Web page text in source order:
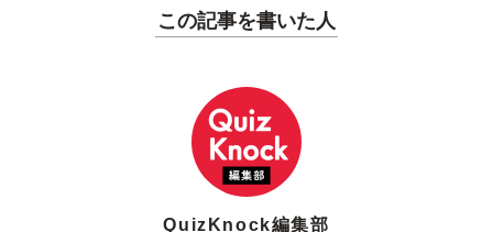
この記事を書いた人
QuizKnock編集部